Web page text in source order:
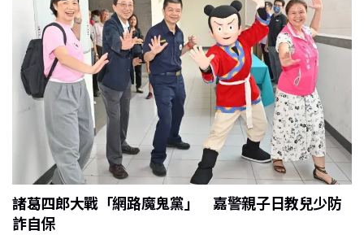
諸葛四郎大戰「網路魔鬼黨」 嘉警親子日教兒少防
詐自保